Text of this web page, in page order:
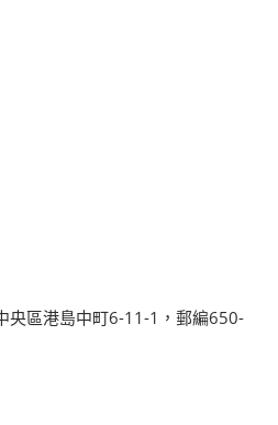
央區港島中町6-11-1，郵編650-